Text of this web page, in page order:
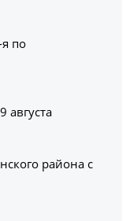
по
августа
района с